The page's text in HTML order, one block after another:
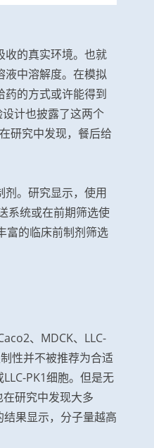
收的真实环境。也就
液中溶解度。在模拟
药的方式或许能得到
计也披露了这两个
研究中发现，餐后给
剂。研究显示，使用
系统或在前期筛选使
富的临床前制剂筛选
、MDCK、LLC-
性并不被推荐为合适
PK1细胞。但是无
研究中发现大多
果显示，分子量越高